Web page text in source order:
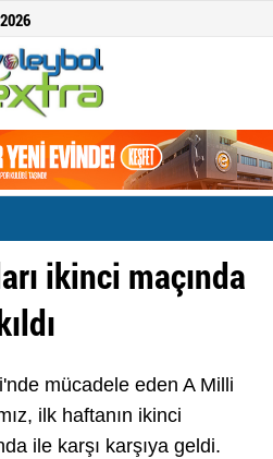
ikinci maçında
mücadele eden A Milli
ilk haftanın ikinci
ile karşı karşıya geldi.